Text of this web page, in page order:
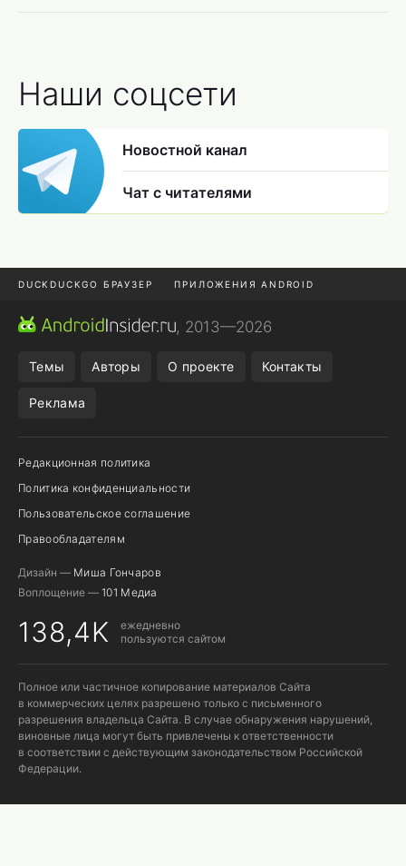
Наши соцсети
Новостной канал
Чат с читателями
DUCKDUCKGO БРАУЗЕР ПРИЛОЖЕНИЯ ANDROID
CHROME БРАУЗЕР
, 2013—2026
Темы Авторы О проекте Контакты
Реклама
Редакционная политика
Политика конфиденциальности
Пользовательское соглашение
Правообладателям
Дизайн — Миша Гончаров
Воплощение — 101 Медиа
138,4K
ежедневно
пользуются сайтом
Полное или частичное копирование материалов Сайта
в коммерческих целях разрешено только с письменного
разрешения владельца Сайта. В случае обнаружения нарушений,
виновные лица могут быть привлечены к ответственности
в соответствии с действующим законодательством Российской
Федерации.